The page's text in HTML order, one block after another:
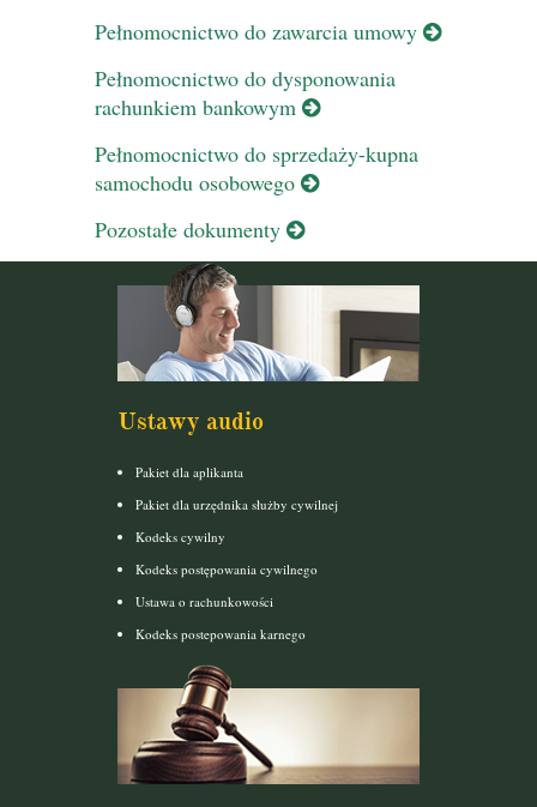
Pełnomocnictwo do zawarcia umowy
Pełnomocnictwo do dysponowania
rachunkiem bankowym
Pełnomocnictwo do sprzedaży-kupna
samochodu osobowego
Pozostałe dokumenty
Ustawy audio
Pakiet dla aplikanta
Pakiet dla urzędnika służby cywilnej
Kodeks cywilny
Kodeks postępowania cywilnego
Ustawa o rachunkowości
Kodeks postepowania karnego